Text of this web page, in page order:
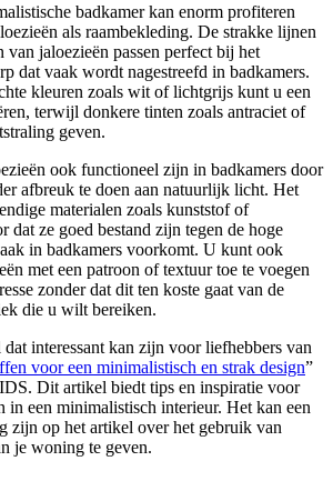
badkamer kan enorm profiteren
als raambekleding. De strakke lijnen
van jaloezieën passen perfect bij het
dat vaak wordt nagestreefd in badkamers.
kleuren zoals wit of lichtgrijs kunt u een
terwijl donkere tinten zoals antraciet of
geven.
ook functioneel zijn in badkamers door
afbreuk te doen aan natuurlijk licht. Het
materialen zoals kunststof of
dat ze goed bestand zijn tegen de hoge
in badkamers voorkomt. U kunt ook
met een patroon of textuur toe te voegen
zonder dat dit ten koste gaat van de
die u wilt bereiken.
interessant kan zijn voor liefhebbers van
voor een minimalistisch en strak design”
Dit artikel biedt tips en inspiratie voor
in een minimalistisch interieur. Het kan een
zijn op het artikel over het gebruik van
je woning te geven.